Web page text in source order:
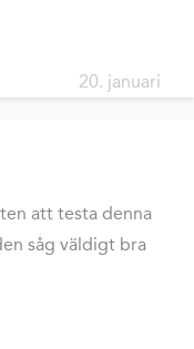
20. januari
att testa denna
såg väldigt bra